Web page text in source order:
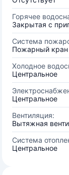
Горячее
Закрытая с
Система
Пожарный кран
Холодное
Центральное
Центральное
Вентиляция:
Вытяжная
Система
Центральное